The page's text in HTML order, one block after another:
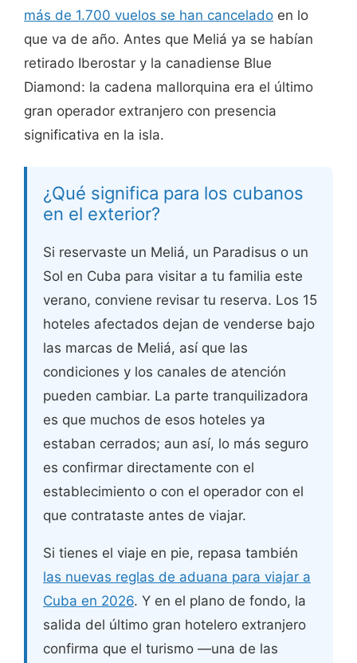
más de 1.700 vuelos se han cancelado en lo
que va de año. Antes que Meliá ya se habían
retirado Iberostar y la canadiense Blue
Diamond: la cadena mallorquina era el último
gran operador extranjero con presencia
significativa en la isla.
¿Qué significa para los cubanos
en el exterior?
Si reservaste un Meliá, un Paradisus o un
Sol en Cuba para visitar a tu familia este
verano, conviene revisar tu reserva. Los 15
hoteles afectados dejan de venderse bajo
las marcas de Meliá, así que las
condiciones y los canales de atención
pueden cambiar. La parte tranquilizadora
es que muchos de esos hoteles ya
estaban cerrados; aun así, lo más seguro
es confirmar directamente con el
establecimiento o con el operador con el
que contrataste antes de viajar.
Si tienes el viaje en pie, repasa también
las nuevas reglas de aduana para viajar a
Cuba en 2026. Y en el plano de fondo, la
salida del último gran hotelero extranjero
confirma que el turismo —una de las